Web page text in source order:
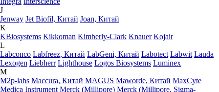
J
Jenway Jet Biofil, Китай Joan, Китай
K
KBiosystems Kikkoman Kimberly-Clark Knauer Kojair
L
Labconco Labfreez, Китай LabGeni, Китай Labotect Labwit Lauda
Lexogen Liebherr Lighthouse Logos Biosystems Luminex
M
M2p-labs Maccura, Китай MAGUS Maworde, Китай MaxCyte
Medica Instrument Merck (Millipore) Merck (Millipore, Sigma-